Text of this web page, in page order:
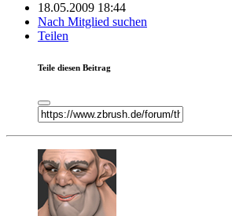
18.05.2009 18:44
Nach Mitglied suchen
Teilen
Teile diesen Beitrag